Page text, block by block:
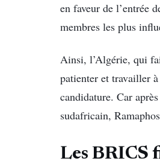
en faveur de l’entrée
membres les plus
Ainsi, l’Algérie, qui
patienter et travailler
candidature. Car
sudafricain,
Les BRICS